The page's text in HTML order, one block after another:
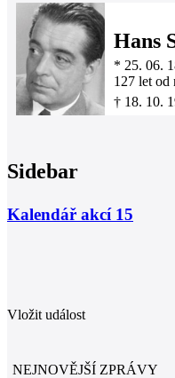
Hans
* 25. 06.
127 let od
† 18. 10.
Sidebar
Kalendář akcí 15
Vložit událost
NEJNOVĚJŠÍ ZPRÁVY